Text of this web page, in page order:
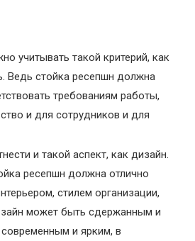
учитывать такой критерий, как
Ведь стойка ресепшн должна
требованиям работы,
и для сотрудников и для
и такой аспект, как дизайн.
ресепшн должна отлично
стилем организации,
может быть сдержанным и
и ярким, в